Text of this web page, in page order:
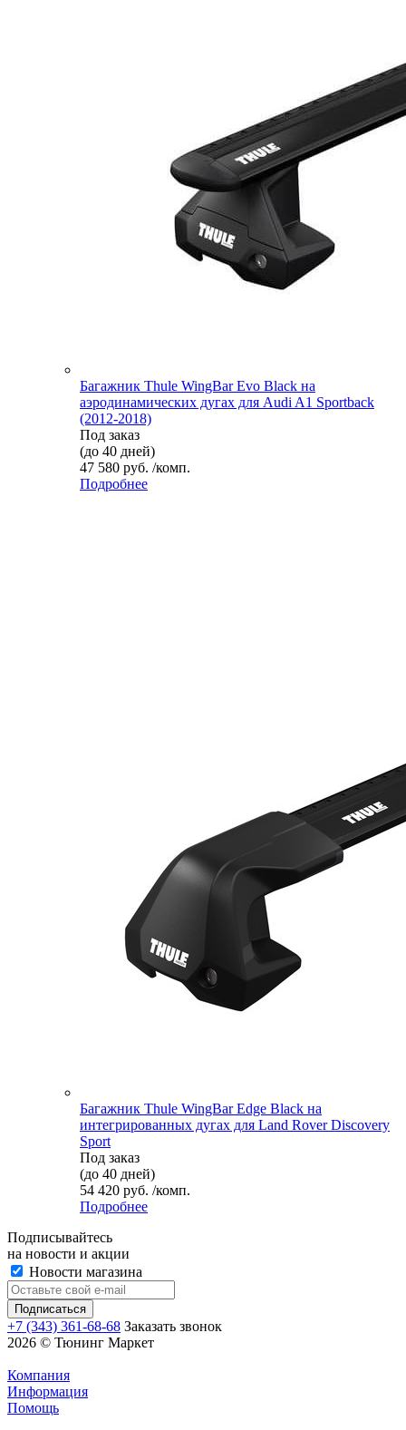
Багажник Thule WingBar Evo Black на
аэродинамических дугах для Audi A1 Sportback
(2012-2018)
Под заказ
(до 40 дней)
47 580 руб. /комп.
Подробнее
Багажник Thule WingBar Edge Black на
интегрированных дугах для Land Rover Discovery
Sport
Под заказ
(до 40 дней)
54 420 руб. /комп.
Подробнее
Подписывайтесь
на новости и акции
Новости магазина
+7 (343) 361-68-68 Заказать звонок
2026 © Тюнинг Маркет
Компания
Информация
Помощь